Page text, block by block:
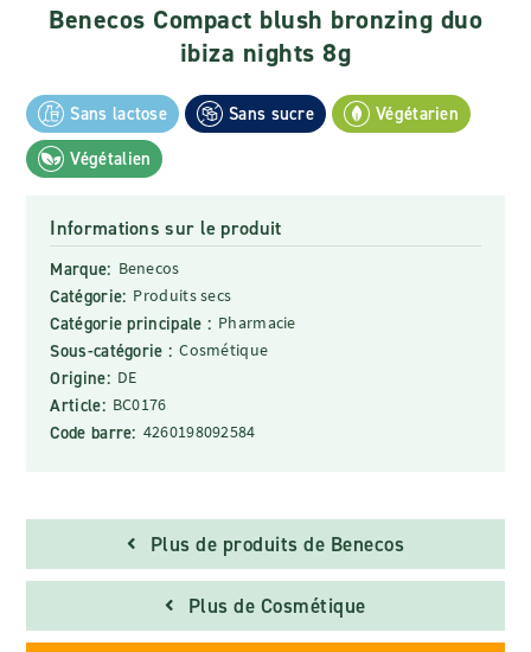
Benecos Compact blush bronzing duo
ibiza nights 8g
Sans lactose Sans sucre
Végétarien
Végétalien
Informations sur le produit
Marque: Benecos
Catégorie: Produits secs
Catégorie principale : Pharmacie
Sous-catégorie : Cosmétique
Origine: DE
Article: BC0176
Code barre: 4260198092584
Plus de produits de Benecos
Plus de Cosmétique